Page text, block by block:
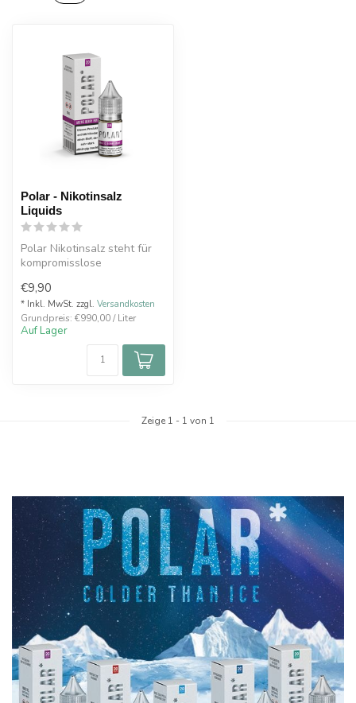
Polar - Nikotinsalz
Liquids
Polar Nikotinsalz steht für
kompromisslose
unverwechselba...
€9,90
* Inkl. MwSt. zzgl. Versandkosten
Grundpreis: €990,00 / Liter
Auf Lager
Zeige 1 - 1 von 1